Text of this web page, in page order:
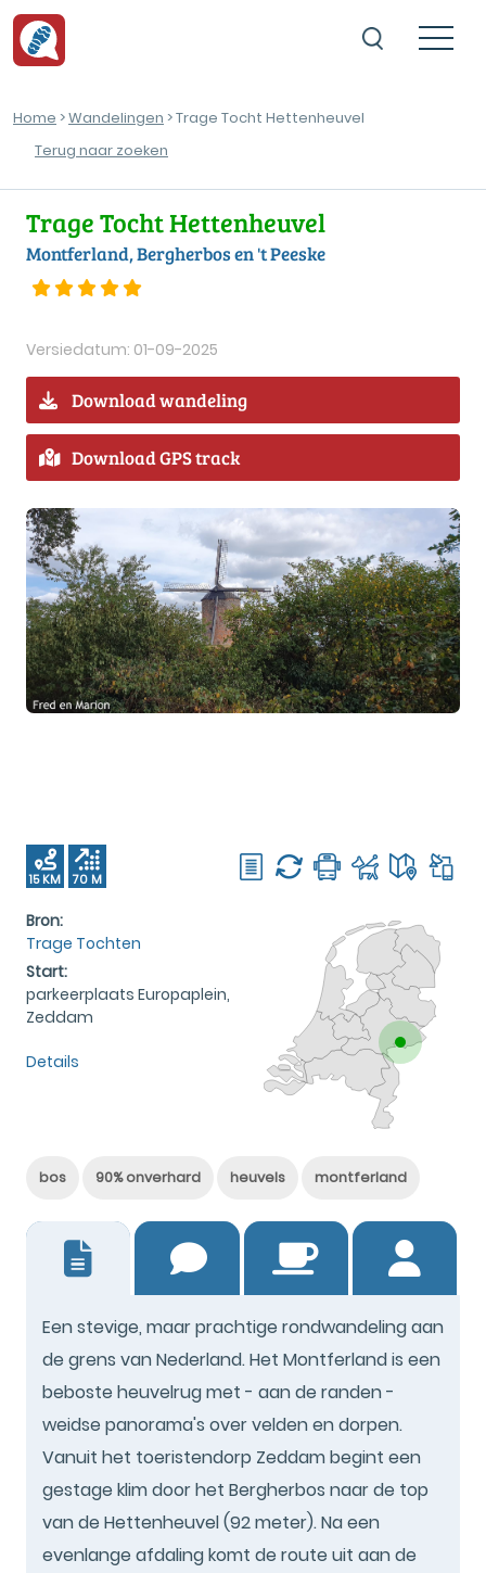
Home >Wandelingen > Trage Tocht Hettenheuvel
Terug naar zoeken
Trage Tocht Hettenheuvel
Montferland, Bergherbos en 't Peeske
Versiedatum: 01-09-2025
Download wandeling
Download GPS track
15 KM 70 M
Bron:
Trage Tochten
Start:
parkeerplaats Europaplein,
Zeddam
Details
bos 90% onverhard heuvels montferland
Een stevige, maar prachtige rondwandeling aan
de grens van Nederland. Het Montferland is een
beboste heuvelrug met - aan de randen -
weidse panorama's over velden en dorpen.
Vanuit het toeristendorp Zeddam begint een
gestage klim door het Bergherbos naar de top
van de Hettenheuvel (92 meter). Na een
evenlange afdaling komt de route uit aan de